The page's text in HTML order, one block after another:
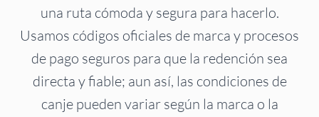
una ruta cómoda y segura para hacerlo.
Usamos códigos oficiales de marca y procesos
de pago seguros para que la redención sea
directa y fiable; aun así, las condiciones de
canje pueden variar según la marca o la